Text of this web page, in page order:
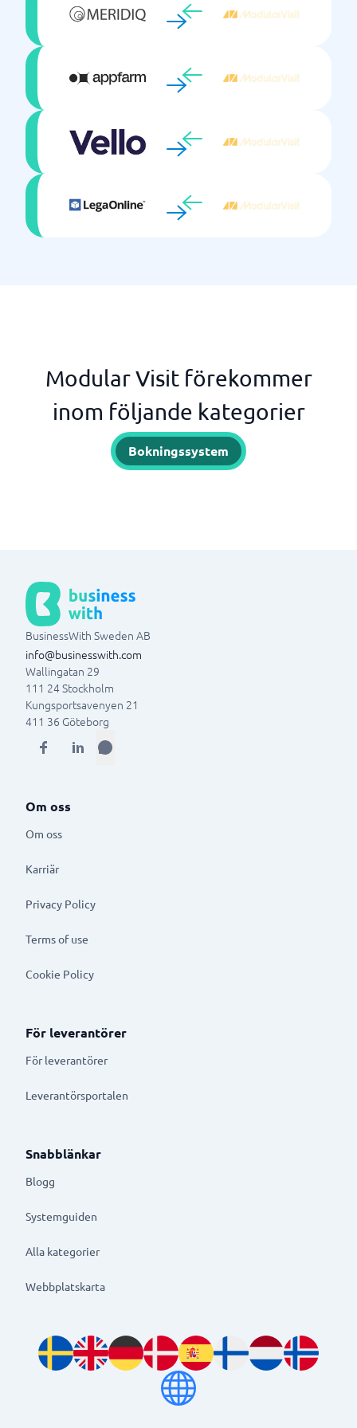
Modular Visit förekommer
inom följande kategorier
Bokningssystem
BusinessWith Sweden AB
info@businesswith.com
Wallingatan 29
111 24Stockholm
Kungsportsavenyen 21
411 36 Göteborg
Om oss
Om oss
Karriär
Privacy Policy
Terms of use
Cookie Policy
För leverantörer
För leverantörer
Leverantörsportalen
Snabblänkar
Blogg
Systemguiden
Alla kategorier
Webbplatskarta